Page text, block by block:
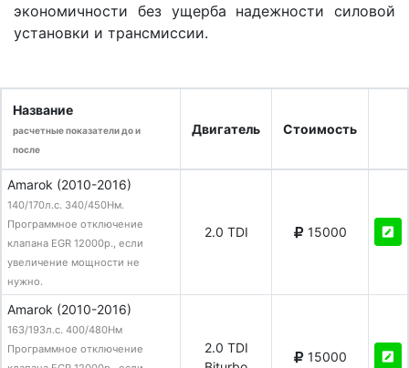
экономичности без ущерба надежности силовой
установки и трансмиссии.
Название
расчетные показатели до и
после
Двигатель Стоимость
Amarok (2010-2016)
140/170л.с. 340/450Нм.
Программное отключение
клапана EGR 12000р., если
увеличение мощности не
нужно.
2.0 TDI 15000
Amarok (2010-2016)
163/193л.с. 400/480Нм
Программное отключение
2.0 TDI
15000